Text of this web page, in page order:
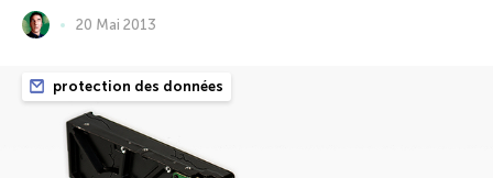
20 Mai 2013
protection des données